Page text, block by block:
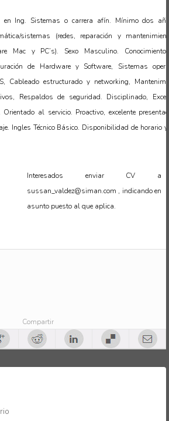
en Ing. Sistemas o carrera afín. Mínimo dos
sistemas (redes, reparación y
Mac y PC’s). Sexo Masculino.
de Hardware y Software, Sistemas
Cableado estructurado y networking,
Respaldos de seguridad. Disciplinado,
al servicio. Proactivo, excelente
Ingles Técnico Básico. Disponibilidad de horario
Interesados enviar CV a
sussan_valdez@siman.com , indicando en
asunto puesto al que aplica.
Compartir